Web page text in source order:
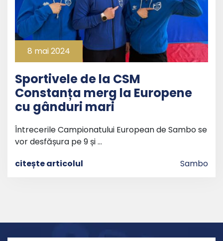
8 mai 2024
Sportivele de la CSM
Constanța merg la Europene
cu gânduri mari
Întrecerile Campionatului European de Sambo se
vor desfășura pe 9 și …
citește articolul
Sambo